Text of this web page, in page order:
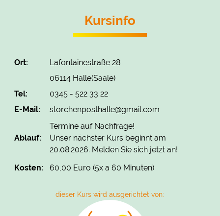
Kursinfo
Ort:
Lafontainestraße 28
06114 Halle(Saale)
Tel:
0345 - 522 33 22
E-Mail:
storchenposthalle@gmail.com
Ablauf:
Termine auf Nachfrage!
Unser nächster Kurs beginnt am
20.08.2026. Melden Sie sich jetzt an!
Kosten:
60,00 Euro (5x a 60 Minuten)
dieser Kurs wird ausgerichtet von: